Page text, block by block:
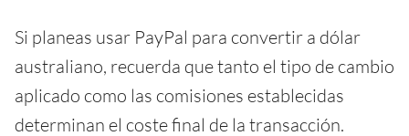
Si planeas usar PayPal para convertir a dólar
australiano, recuerda que tanto el tipo de cambio
aplicado como las comisiones establecidas
determinan el coste final de la transacción.